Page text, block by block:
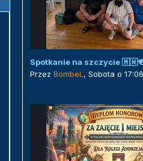
Spotkanie na szczycie
Przez BombeL , Sobota o 17:06